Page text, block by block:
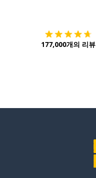
177,000개의 리뷰